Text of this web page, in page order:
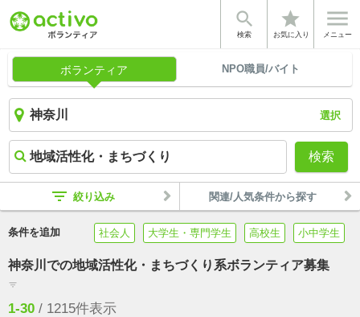

検索
star
お気に入り

メニュー
ボランティア NPO職員/バイト
選択
検索
filter_list 絞り込み 関連/人気条件から探す
条件を追加 社会人 大学生・専門学生 高校生 小中学生
神奈川での地域活性化・まちづくり系ボランティア募集
filter_list
1-30 / 1215件表示